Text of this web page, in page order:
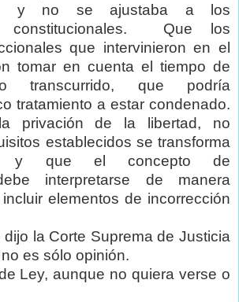
y no se ajustaba a los
constitucionales.
Que los
que intervinieron en el
tomar en cuenta el tiempo de
transcurrido, que podría
tratamiento a estar condenado.
privación de la libertad, no
establecidos se transforma
y que el concepto de
interpretarse de manera
elementos de incorrección
la Corte Suprema de Justicia
es sólo opinión.
Ley, aunque no quiera verse o